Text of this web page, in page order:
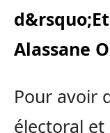
Alassane
Pour avoir
électoral